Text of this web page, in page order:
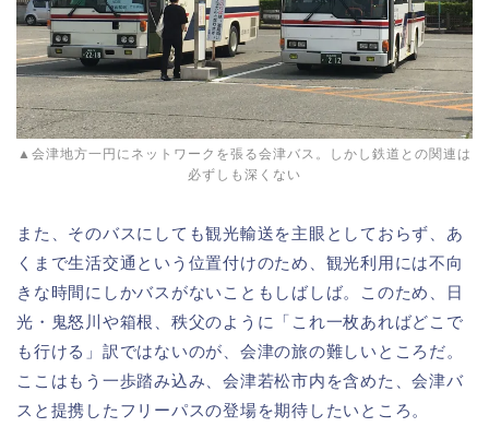
▲会津地方一円にネットワークを張る会津バス。しかし鉄道との関連は
必ずしも深くない
また、そのバスにしても観光輸送を主眼としておらず、あ
くまで生活交通という位置付けのため、観光利用には不向
きな時間にしかバスがないこともしばしば。このため、日
光・鬼怒川や箱根、秩父のように「これ一枚あればどこで
も行ける」訳ではないのが、会津の旅の難しいところだ。
ここはもう一歩踏み込み、会津若松市内を含めた、会津バ
スと提携したフリーパスの登場を期待したいところ。